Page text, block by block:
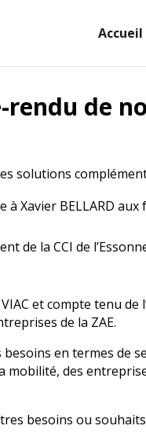
Accueil
rendu de
solutions
à Xavier BELLARD
de la CCI de
et compte tenu
de la ZAE.
en termes de
mobilité, des
besoins ou